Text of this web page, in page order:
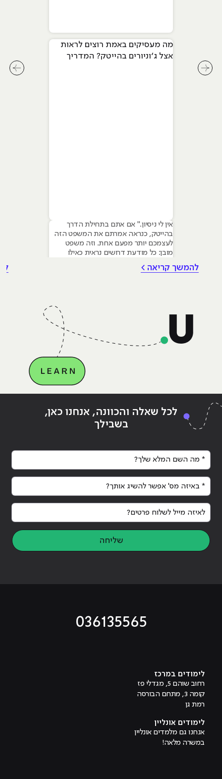
מה מעסיקים באמת רוצים לראות
אצל ג׳וניורים בהייטק? המדריך
אין לי ניסיון." אם אתם בתחילת הדרך
בהייטק, כנראה אמרתם את המשפט הזה
לעצמכם יותר מפעם אחת. וזה משפט
מובן: כל מודעת דרושים נראית כאילו
כבר נגע במוצר אמיתי, כבר צבר ביטחון.
Continue reading
לנו ביריד התעסוקה OPEN JOB DAY 2018"
להמשך קריאה >
לחץ לחץ לשיקופית קודמת בסליידר מאמרים
לכל שאלה והכוונה, אנחנו כאן,
בשבילך
* מה השם המלא שלך?
* באיזה מס' אפשר להשיג אותך?
לאיזה מייל לשלוח פרטים?
שליחה
036135565
לימודים במרכז
רחוב שוהם 5, מגדלי פז
קומה 3, מתחם הבורסה
רמת גן
לימודים אונליין
אנחנו גם מלמדים אונליין
במשרה מלאה!